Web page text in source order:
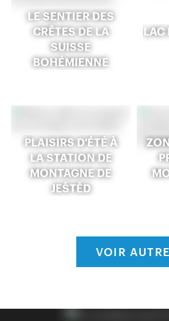
LE SENTIER DES
CRÊTES DE LA
SUISSE
BOHÉMIENNE
LAC
PLAISIRS D'ÉTÉ À
LA STATION DE
MONTAGNE DE
JEŠTĚD
VOIR